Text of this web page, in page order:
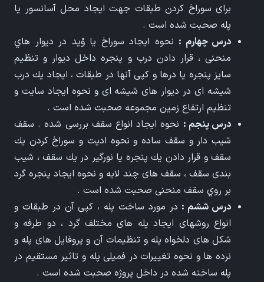
برای سوراخ كردن طبقات جهت ايجاد محل آسانسور يا
پله صحبت شده است .
درس چهارم : نحوه ايجاد سوراخ يا وُيد در ديوار هاي
منحنی ، قرار دادن درب و پنجره داخل ديوار و تنظيم
سايز پنجره يا درها و كپی آنها در طبقات ، ايجاد يك درب
شيشه ای در ديوار های شيشه ای و نحوه ايجاد سايت و
تنظيم ارتفاع زمين مجموعه صحبت شده است .
درس پنجم : نحوه ايجاد انواع سقف بررسی شده . سقف
شيب دار و سقف ساده و نحوه اديت و سوراخ كردن يك
سقف و قرار دادن يك پنجره يا نورگير در يك سقف ، شيب
بندی سقف ، سقف های چند لايه و نحوه ايجاد پنجره گرد
بر روي سقف منحنی صحبت شده است .
درس ششم : در مورد ساخت پله ، كپی آن در طبقات و
انواع روشهای ايجاد پله های مختلف گرد ، دو طرفه و
شكل های دلخواه پله و تنظيمات آن و پروفايل های پله و
نرده ها و نحوه تغييرات در فميلی پله و تاثير مستقيم در
پله ساخته شده در داخل پروژه صحبت شده است .